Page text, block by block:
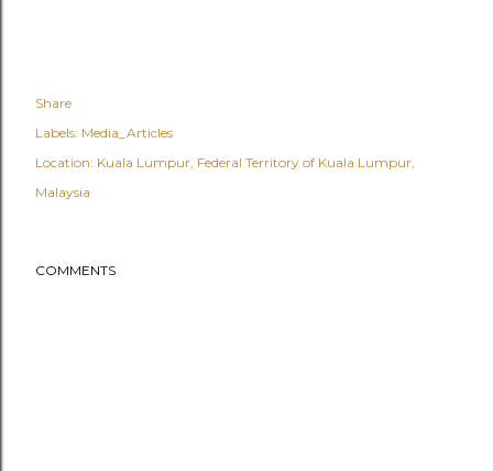
Share
Labels: Media_Articles
Location: Kuala Lumpur, Federal Territory of Kuala Lumpur,
Malaysia
COMMENTS